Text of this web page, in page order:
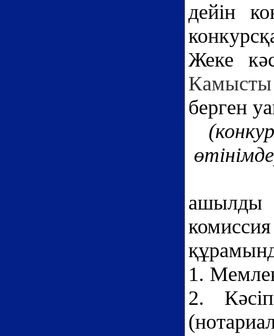
дейін
Жеке
берген
ашылды
1.
2.